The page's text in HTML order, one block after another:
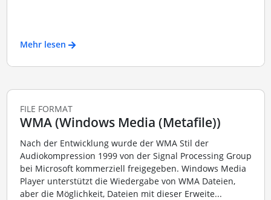
Mehr lesen
FILE FORMAT
WMA (Windows Media (Metafile))
Nach der Entwicklung wurde der WMA Stil der
Audiokompression 1999 von der Signal Processing Group
bei Microsoft kommerziell freigegeben. Windows Media
Player unterstützt die Wiedergabe von WMA Dateien,
aber die Möglichkeit, Dateien mit dieser Erweite...